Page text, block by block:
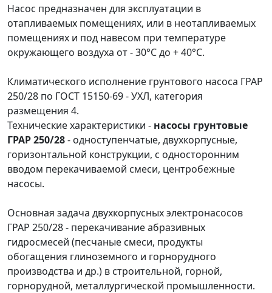
Насос предназначен для эксплуатации в
отапливаемых помещениях, или в неотапливаемых
помещениях и под навесом при температуре
окружающего воздуха от - 30°C до + 40°C.
Климатического исполнение грунтового насоса ГРАР
250/28 по ГОСТ 15150-69 - УХЛ, категория
размещения 4.
Технические характеристики - насосы грунтовые
ГРАР 250/28- одноступенчатые, двухкорпусные,
горизонтальной конструкции, с односторонним
вводом перекачиваемой смеси, центробежные
насосы.
Основная задача двухкорпусных электронасосов
ГРАР 250/28 - перекачивание абразивных
гидросмесей (песчаные смеси, продукты
обогащения глиноземного и горнорудного
производства и др.) в строительной, горной,
горнорудной, металлургической промышленности.